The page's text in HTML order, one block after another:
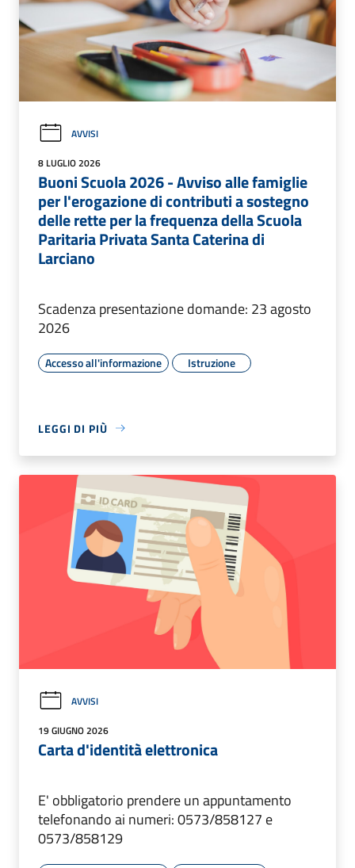
AVVISI
8 LUGLIO 2026
Buoni Scuola 2026 - Avviso alle famiglie
per l'erogazione di contributi a sostegno
delle rette per la frequenza della Scuola
Paritaria Privata Santa Caterina di
Larciano
Scadenza presentazione domande: 23 agosto
2026
Accesso all'informazione Istruzione
LEGGI DI PIÙ
AVVISI
19 GIUGNO 2026
Carta d'identità elettronica
E' obbligatorio prendere un appuntamento
telefonando ai numeri: 0573/858127 e
0573/858129